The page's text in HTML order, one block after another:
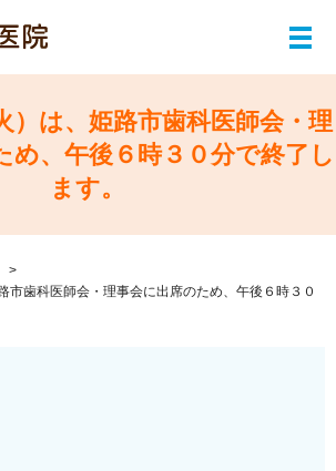
メ
）は、姫路市歯科医師会・理
め、午後６時３０分で終了し
ます。
市歯科医師会・理事会に出席のため、午後６時３０